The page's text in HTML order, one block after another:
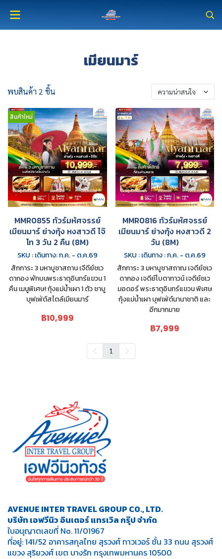
เมียนมาร์
พบสินค้า 2 ชิ้น ความน่าสนใจ
สินค้าใหม่
MMR0855 ทัวร์มหัศจรรย์
เมียนมาร์ ย่างกุ้ง หงสาวดี ไจ๊
โท 3 วัน 2 คืน (8M)
SKU : เดินทาง: ก.ค. - ต.ค.69
สักการะ 3 มหาบูชาสถาน เจีดีย์ชเว
ดากอง พักบนพระธาตุอินทร์แขวน 1
คืน เมนูพิเศษ! กุ้งแม่น้ำเผา 1 ตัว ชาบู
บุฟเฟ่ต์สไตล์เมียนมาร์
฿10,999
MMR0816 ทัวร์มหัศจรรย์
เมียนมาร์ ย่างกุ้ง หงสาวดี 2
วัน (8M)
SKU : เดินทาง : ก.ค. - ต.ค.69
สักการะ 3 มหาบูชาสถาณ เจดีย์ชเว
ดากอง เจดีย์โบตาทาวน์ เจดีย์ชเว
มอดอร์ พระธาตุอินทร์แขวน พิเศษ
กุ้งแม่น้ำเผา บุฟเฟ่ต์นานาชาติ และ
อีกมากมาย
฿7,999
1
AVENUE INTER TRAVEL GROUP CO., LTD.
บริษัท เอฟวีนิว อินเตอร์ แทรเวิล กรุ๊ป จำกัด
ใบอนุญาตเลขที่ No. 11/01967
ที่อยู่: 141/52 อาคารสกุลไทย สุรวงศ์ ทาวเวอร์ ชั้น 33 ถนน สุรวงศ์
แขวง สุริยวงศ์ เขต บางรัก กรุงเทพมหานคร 10500